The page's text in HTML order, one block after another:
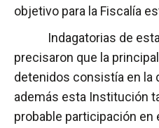
objetivo para la Fiscalía
Indagatorias de esta
precisaron que la
detenidos consistía en la
además esta Institución
probable participación